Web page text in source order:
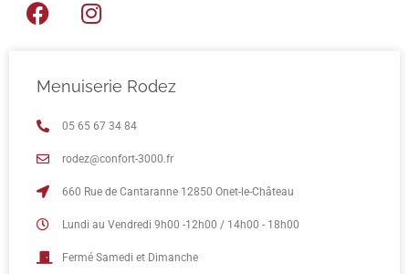
Menuiserie Rodez
05 65 67 34 84
rodez@confort-3000.fr
660 Rue de Cantaranne 12850 Onet-le-Château
Lundi au Vendredi 9h00 -12h00 / 14h00 - 18h00
Fermé Samedi et Dimanche